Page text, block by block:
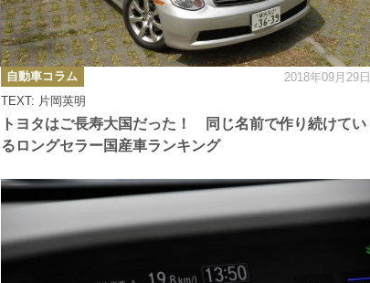
トヨタはご長寿大国だった！ 同じ名前で作り続けてい
るロングセラー国産車ランキング
TEXT: 片岡英明
カ
テ
ゴ
リ
ー
自動車コラム 2018年09月29日